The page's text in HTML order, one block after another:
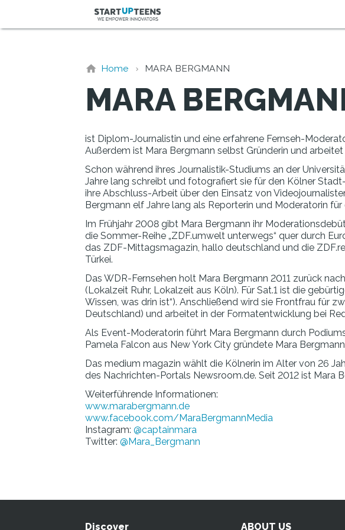
Home MARA BERGMANN
MARA
ist Diplom-Journalistin und eine erfahrene Fernseh-
Außerdem ist Mara Bergmann selbst Gründerin und
Schon während ihres Journalistik-Studiums an der
Jahre lang schreibt und fotografiert sie für den Kölner
ihre Abschluss-Arbeit über den Einsatz von
Bergmann elf Jahre lang als Reporterin und Moderatorin
Im Frühjahr 2008 gibt Mara Bergmann ihr
die Sommer-Reihe „ZDF.umwelt unterwegs“ quer durch
das ZDF-Mittagsmagazin, hallo deutschland und die
Türkei.
Das WDR-Fernsehen holt Mara Bergmann 2011 zurück
(Lokalzeit Ruhr, Lokalzeit aus Köln). Für Sat.1 ist die
Wissen, was drin ist“). Anschließend wird sie Frontfrau für
Deutschland) und arbeitet in der Formatentwicklung bei
Als Event-Moderatorin führt Mara Bergmann durch
Pamela Falcon aus New York City gründete Mara
Das medium magazin wählt die Kölnerin im Alter von 26
des Nachrichten-Portals Newsroom.de. Seit 2012 ist Mara
Weiterführende Informationen:
www.marabergmann.de
www.facebook.com/MaraBergmannMedia
Instagram: @captainmara
Twitter: @Mara_Bergmann
Discover ABOUT US